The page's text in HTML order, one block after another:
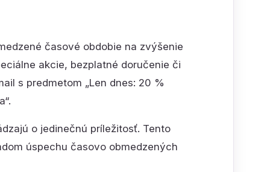
časové obdobie na zvýšenie
akcie, bezplatné doručenie či
s predmetom „Len dnes: 20 %
o jedinečnú príležitosť. Tento
úspechu časovo obmedzených